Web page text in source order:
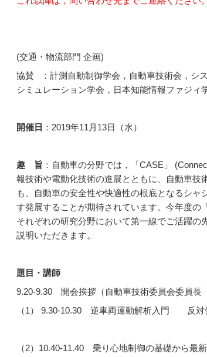
(交通・物流部門 企画)
協賛 ：計測自動制御学会，自動車技術会，シ
シミュレーション学会，日本知能情報ファジィ
開催日 ：2019年11月13日（水）
趣 旨 ：自動車の分野では，「CASE」
報技術や電動化技術の進展とともに、自動車
も、自動車の安全性や快適性の根底となるシ
す発展することが期待されています。今年度
それぞれの研究分野において第一線でご活躍
説明いただきます。
題目・講師
9.20-9.30 開会挨拶（自動車技術委員会委員
（1） 9.30-10.30 逆車両運動解析入門 反対
（2）10.40-11.40 乗り心地制御の基礎から最